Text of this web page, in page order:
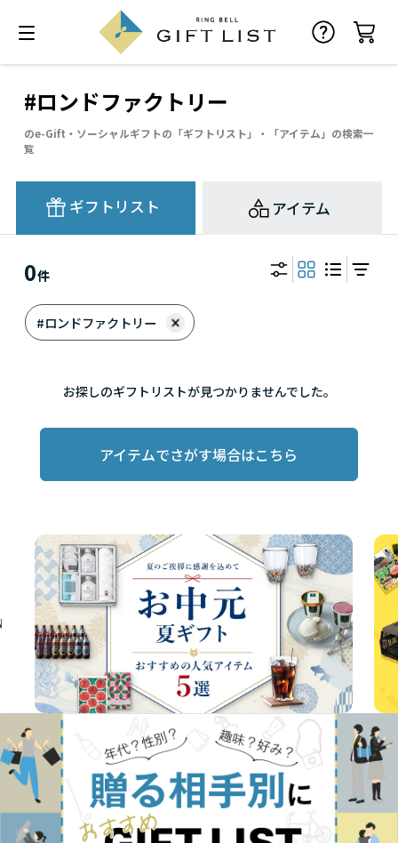
#ロンドファクトリー
のe-Gift・ソーシャルギフトの「ギフトリスト」・「アイテム」の検索一
覧
ギフトリスト アイテム
0件
#ロンドファクトリー
お探しのギフトリストが見つかりませんでした。
アイテムでさがす場合はこちら